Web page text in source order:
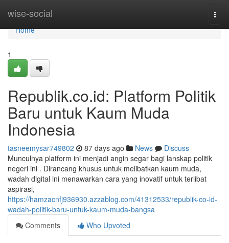
wise-social
Home
Home
1
Republik.co.id: Platform Politik
Baru untuk Kaum Muda
Indonesia
tasneemysar749802 87 days ago News
Discuss
Munculnya platform ini menjadi angin segar bagi lanskap politik
negeri ini . Dirancang khusus untuk melibatkan kaum muda,
wadah digital ini menawarkan cara yang inovatif untuk terlibat
aspirasi,
https://hamzacnfj936930.azzablog.com/41312533/republik-co-id-
wadah-politik-baru-untuk-kaum-muda-bangsa
Comments
Who Upvoted